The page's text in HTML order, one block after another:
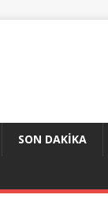
SON DAKIKA